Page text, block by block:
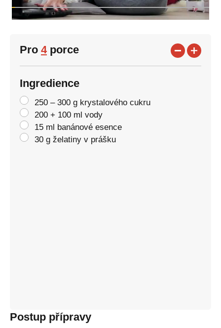
Pro 4porce
Ingredience
250 – 300 g krystalového cukru
200 + 100 ml vody
15 ml banánové esence
30 g želatiny v prášku
Postup přípravy